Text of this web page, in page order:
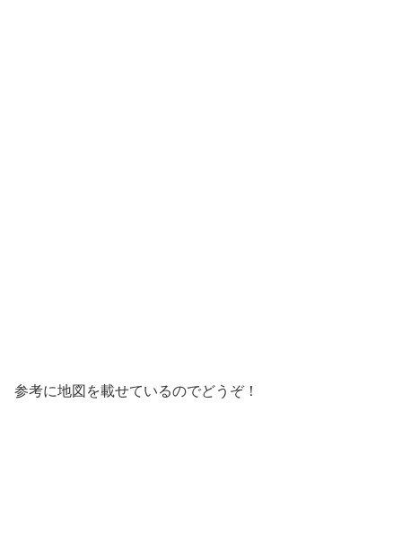
参考に地図を載せているのでどうぞ！